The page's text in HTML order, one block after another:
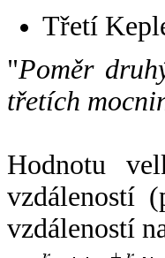
Třetí
"Poměr
třetích
Hodnotu
vzdáleností
vzdáleností